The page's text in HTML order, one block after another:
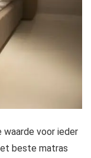
waarde voor ieder
beste matras